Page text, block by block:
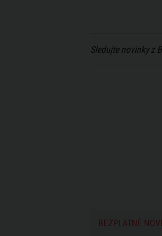
Sledujte novinky z
BEZPLATNÉ